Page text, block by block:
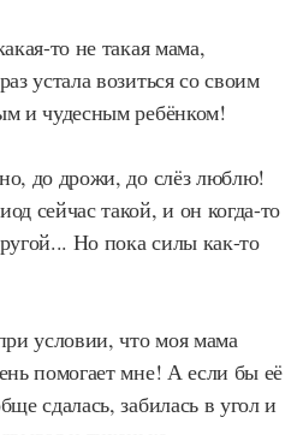
то не такая мама,
устала возиться со своим
и чудесным ребёнком!
до дрожи, до слёз люблю!
сейчас такой, и он когда-то
Но пока силы как-то
условии, что моя мама
помогает мне! А если бы её
сдалась, забилась в угол и